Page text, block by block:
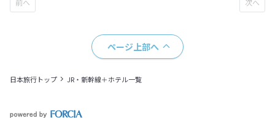
ページ上部へ
日本旅行トップ JR・新幹線＋ホテル一覧